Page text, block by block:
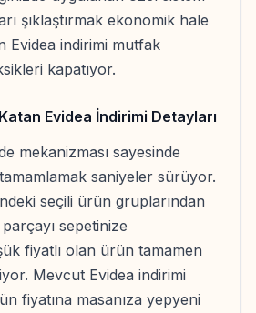
şıklaştırmak ekonomik hale
Evidea indirimi mutfak
kapatıyor.
Evidea İndirimi Detayları
mekanizması sayesinde
saniyeler sürüyor.
seçili ürün gruplarından
sepetinize
fiyatlı olan ürün tamamen
Mevcut Evidea indirimi
fiyatına masanıza yepyeni